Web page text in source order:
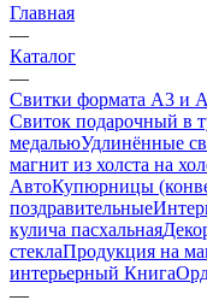
Главная
—
Каталог
—
Свитки формата А3 и
Свиток подарочный в
медальюУдлинённые
магнит из холста на
АвтоКупюрницы
поздравительные
кулича пасхальная
стеклаПродукция на
интерьерный Книга
—